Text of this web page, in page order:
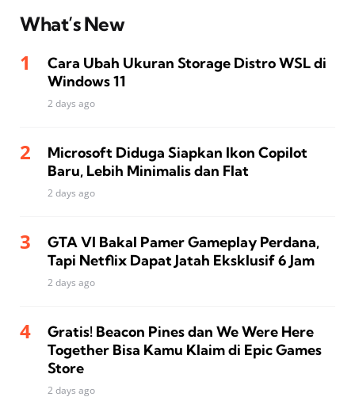
What’s New
Cara Ubah Ukuran Storage Distro WSL di
Windows 11
2 days ago
Microsoft Diduga Siapkan Ikon Copilot
Baru, Lebih Minimalis dan Flat
2 days ago
GTA VI Bakal Pamer Gameplay Perdana,
Tapi Netflix Dapat Jatah Eksklusif 6 Jam
2 days ago
Gratis! Beacon Pines dan We Were Here
Together Bisa Kamu Klaim di Epic Games
Store
2 days ago